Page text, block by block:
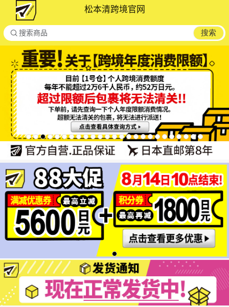
松本清跨境官网
 搜索商品 搜索